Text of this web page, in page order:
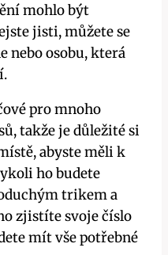
mohlo být
jisti, můžete se
nebo osobu, která
pro mnoho
takže je důležité si
abyste měli k
ho budete
trikem a
zjistíte svoje číslo
mít vše potřebné